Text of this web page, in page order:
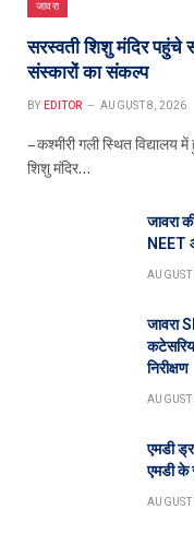
जावरा
सरस्वती शिशु मंदिर पहुंचे
संस्कारों का संकल्प
BY EDITOR AUGUST 8, 2026
– कश्मीरी गली स्थित
शिशु मंदिर…
जावरा
NEET
जावरा
निरीक्षण
एमडी
एमडी के